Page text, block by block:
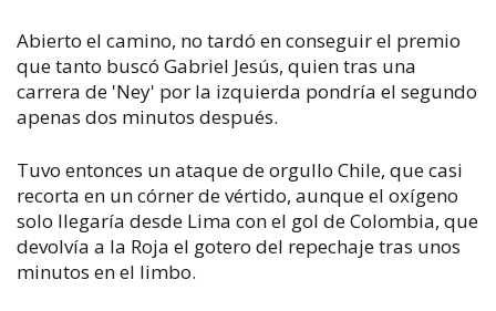
Abierto el camino, no tardó en conseguir el premio
que tanto buscó Gabriel Jesús, quien tras una
carrera de 'Ney' por la izquierda pondría el segundo
apenas dos minutos después.
Tuvo entonces un ataque de orgullo Chile, que casi
recorta en un córner de vértido, aunque el oxígeno
solo llegaría desde Lima con el gol de Colombia, que
devolvía a la Roja el gotero del repechaje tras unos
minutos en el limbo.